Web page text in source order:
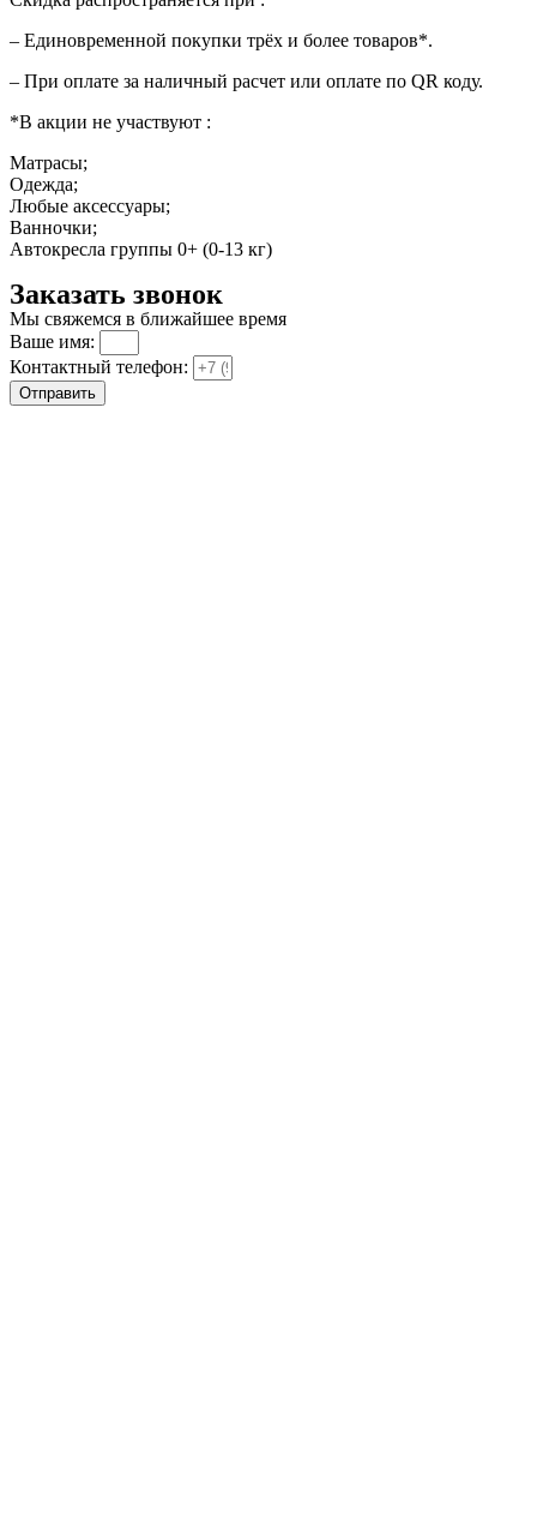
– Единовременной покупки трёх и более товаров*.
– При оплате за наличный расчет или оплате по QR коду.
*В акции не участвуют :
Матрасы;
Одежда;
Любые аксессуары;
Ванночки;
Автокресла группы 0+ (0-13 кг)
Заказать звонок
Мы свяжемся в ближайшее время
Ваше имя:
Контактный телефон:
Отправить